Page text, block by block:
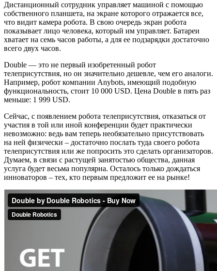
Дистанционный сотрудник управляет машиной с помощью
собственного планшета, на экране которого отражается все,
что видит камера робота. В свою очередь экран робота
показывает лицо человека, который им управляет. Батареи
хватает на семь часов работы, а для ее подзарядки достаточно
всего двух часов.
Double — это не первый изобретенный робот
телеприсутствия, но он значительно дешевле, чем его аналоги.
Например, робот компании Anybots, имеющий подобную
функциональность, стоит 10 000 USD. Цена Double в пять раз
меньше: 1 999 USD.
Сейчас, с появлением робота телеприсутствия, отказаться от
участия в той или иной конференции будет практически
невозможно: ведь вам теперь необязательно присутствовать
на ней физически – достаточно послать туда своего робота
телеприсутствия или же попросить это сделать организаторов.
Думаем, в связи с растущей занятостью общества, данная
услуга будет весьма популярна. Осталось только дождаться
инноваторов – тех, кто первым предложит ее на рынке!